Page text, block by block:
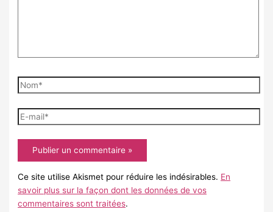
Nom*
E-
mail*
Ce site utilise Akismet pour réduire les indésirables. En
savoir plus sur la façon dont les données de vos
commentaires sont traitées.